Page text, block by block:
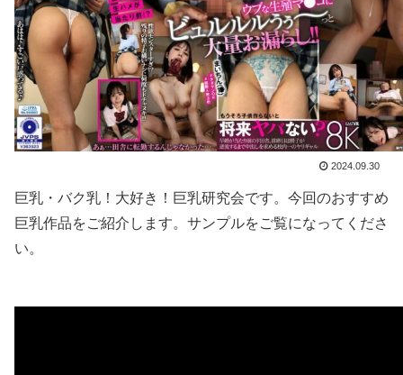
2024.09.30
巨乳・バク乳！大好き！巨乳研究会です。今回のおすすめ
巨乳作品をご紹介します。サンプルをご覧になってくださ
い。